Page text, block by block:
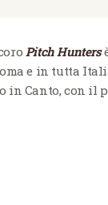
Pitch Hunters
e in tutta
Canto, con il